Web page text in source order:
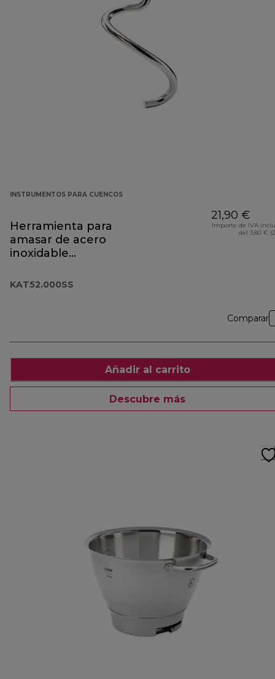
INSTRUMENTOS PARA CUENCOS
Herramienta para
amasar de acero
inoxidable
KAT52.000SS
21,90 €
Importe de IVA
del 3,80 €
Comparar
Añadir al carrito
Descubre más